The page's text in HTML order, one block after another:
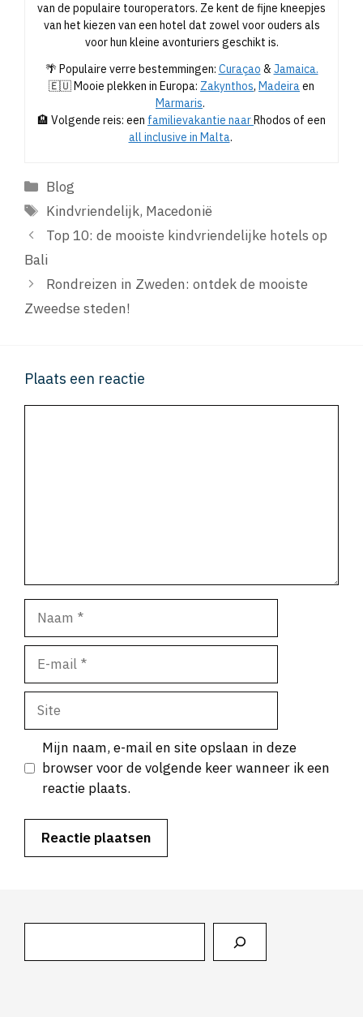
van de populaire touroperators. Ze kent de fijne kneepjes
van het kiezen van een hotel dat zowel voor ouders als
voor hun kleine avonturiers geschikt is.
🌴 Populaire verre bestemmingen: Curaçao & Jamaica.
🇪🇺 Mooie plekken in Europa: Zakynthos, Madeiraen
Marmaris.
🏨 Volgende reis: een familievakantie naarRhodos of een
all inclusive in Malta.
Categorieën
Blog
Tags
Kindvriendelijk, Macedonië
Top 10: de mooiste kindvriendelijke hotels op
Bali
Rondreizen in Zweden: ontdek de mooiste
Zweedse steden!
Plaats een reactie
mail
Site
Mijn naam, e-mail en site opslaan in deze
browser voor de volgende keer wanneer ik een
reactie plaats.